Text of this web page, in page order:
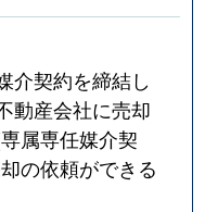
介契約を締結し
動産会社に売却
属専任媒介契
の依頼ができる